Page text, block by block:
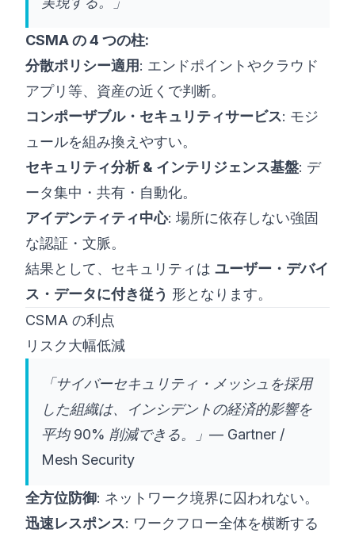
CSMA の 4 つの柱:
分散ポリシー適用: エンドポイントやクラウド
アプリ等、資産の近くで判断。
コンポーザブル・セキュリティサービス: モジ
ュールを組み換えやすい。
セキュリティ分析 & インテリジェンス基盤: デ
ータ集中・共有・自動化。
アイデンティティ中心: 場所に依存しない強固
な認証・文脈。
結果として、セキュリティは ユーザー・デバイ
ス・データに付き従う 形となります。
CSMA の利点
リスク大幅低減
「サイバーセキュリティ・メッシュを採用
した組織は、インシデントの経済的影響を
平均 90% 削減できる。」— Gartner /
Mesh Security
全方位防御: ネットワーク境界に囚われない。
迅速レスポンス: ワークフロー全体を横断する